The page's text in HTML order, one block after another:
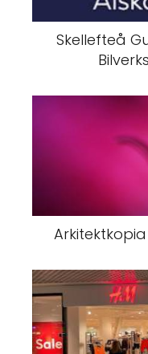
Skellefteå